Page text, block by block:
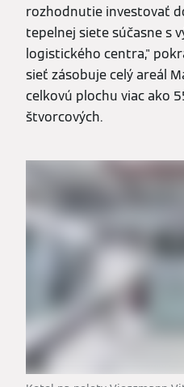
rozhodnutie investovať
tepelnej siete súčasne s
logistického centra,"
sieť zásobuje celý areál
celkovú plochu viac ako
štvorcových.